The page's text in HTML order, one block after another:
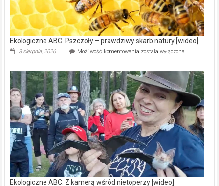
oczyszczalni
ścieków
[wideo]
Ekologiczne ABC. Pszczoły – prawdziwy skarb natury [wideo]
3 sierpnia, 2026 Możliwość komentowania Ekologiczne
–
prawdziwy
skarb
natury
[wideo]
została wyłączona
Ekologiczne ABC. Z kamerą wśród nietoperzy [wideo]